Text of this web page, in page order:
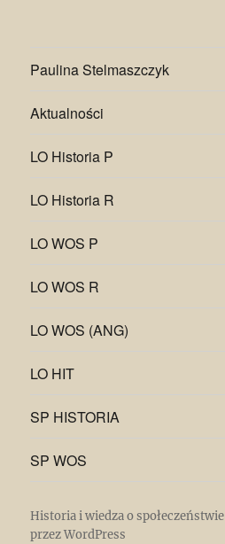
Paulina Stelmaszczyk
Aktualności
LO Historia P
LO Historia R
LO WOS P
LO WOS R
LO WOS (ANG)
LO HIT
SP HISTORIA
SP WOS
Historia i wiedza o społeczeństwie
przez WordPress